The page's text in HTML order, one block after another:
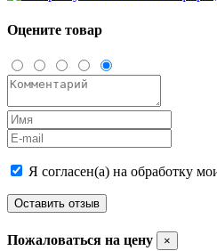
Оцените товар
Я согласен(а) на обработку
Оставить отзыв
Пожаловаться на цену ×